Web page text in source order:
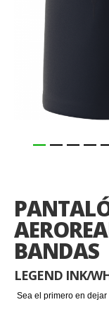
BANDAS
LEGEND INK/
Sea el primero en
de
la
galería
de
imágenes